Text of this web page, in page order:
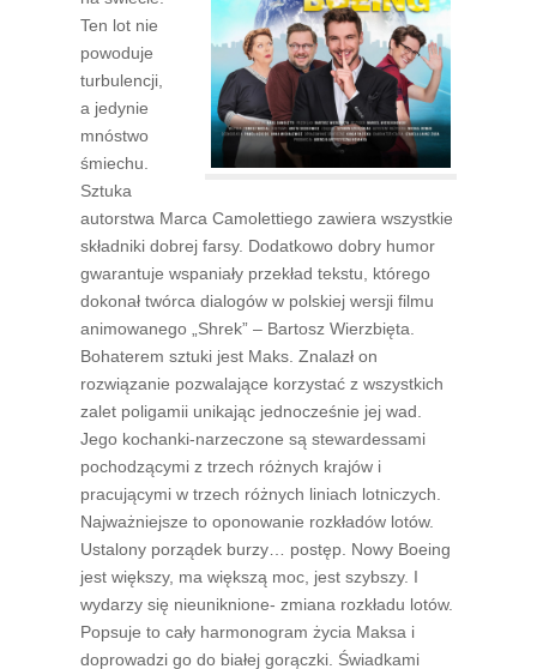
Ten lot nie
powoduje
turbulencji,
a jedynie
mnóstwo
śmiechu.
Sztuka
autorstwa Marca Camolettiego zawiera wszystkie
składniki dobrej farsy. Dodatkowo dobry humor
gwarantuje wspaniały przekład tekstu, którego
dokonał twórca dialogów w polskiej wersji filmu
animowanego „Shrek” – Bartosz Wierzbięta.
Bohaterem sztuki jest Maks. Znalazł on
rozwiązanie pozwalające korzystać z wszystkich
zalet poligamii unikając jednocześnie jej wad.
Jego kochanki-narzeczone są stewardessami
pochodzącymi z trzech różnych krajów i
pracującymi w trzech różnych liniach lotniczych.
Najważniejsze to oponowanie rozkładów lotów.
Ustalony porządek burzy… postęp. Nowy Boeing
jest większy, ma większą moc, jest szybszy. I
wydarzy się nieuniknione- zmiana rozkładu lotów.
Popsuje to cały harmonogram życia Maksa i
doprowadzi go do białej gorączki. Świadkami